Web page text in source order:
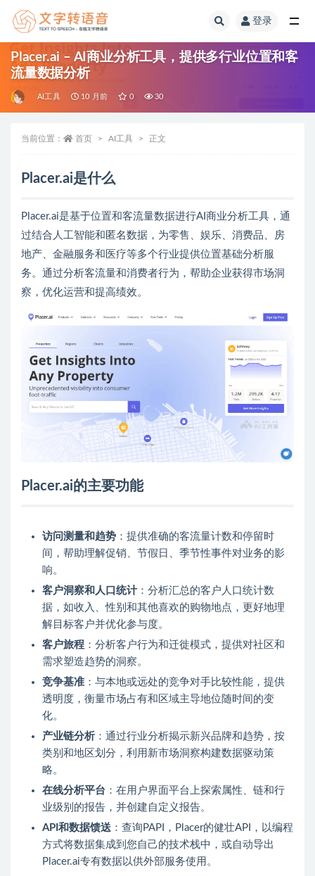
登录
Placer.ai – AI商业分析工具，提供多行业位置和客
流量数据分析
AI工具 10 月前 0 30
当前位置： 首页 AI工具 正文
Placer.ai是什么
Placer.ai是基于位置和客流量数据进行AI商业分析工具，通
过结合人工智能和匿名数据，为零售、娱乐、消费品、房
地产、金融服务和医疗等多个行业提供位置基础分析服
务。通过分析客流量和消费者行为，帮助企业获得市场洞
察，优化运营和提高绩效。
Placer.ai的主要功能
访问测量和趋势 ：提供准确的客流量计数和停留时
间，帮助理解促销、节假日、季节性事件对业务的影
响。
客户洞察和人口统计：分析汇总的客户人口统计数
据，如收入、性别和其他喜欢的购物地点，更好地理
解目标客户并优化参与度。
客户旅程 ：分析客户行为和迁徙模式，提供对社区和
需求塑造趋势的洞察。
竞争基准 ：与本地或远处的竞争对手比较性能，提供
透明度，衡量市场占有和区域主导地位随时间的变
化。
产业链分析 ：通过行业分析揭示新兴品牌和趋势，按
类别和地区划分，利用新市场洞察构建数据驱动策
略。
在线分析平台 ：在用户界面平台上探索属性、链和行
业级别的报告，并创建自定义报告。
API和数据馈送 ：查询PAPI，Placer的健壮API，以编程
方式将数据集成到您自己的技术栈中，或自动导出
Placer.ai专有数据以供外部服务使用。